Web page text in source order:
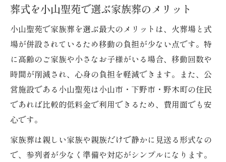
葬式を小山聖苑で選ぶ家族葬のメリット
小山聖苑で家族葬を選ぶ最大のメリットは、火葬場と式
場が併設されているため移動の負担が少ない点です。特
に高齢のご家族や小さなお子様がいる場合、移動回数や
時間が削減され、心身の負担を軽減できます。また、公
営施設である小山聖苑は小山市・下野市・野木町の住民
であれば比較的低料金で利用できるため、費用面でも安
心です。
家族葬は親しい家族や親族だけで静かに見送る形式なの
で、参列者が少なく準備や対応がシンプルになります。